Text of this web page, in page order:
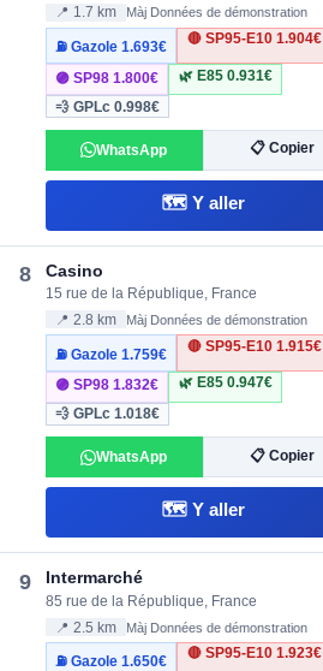
📍 1.7 km Màj Données de démonstration
⛽ Gazole1.693€
🔴 SP95-E10 1.904€
🟣 SP981.800€ 🌿 E85 0.931€
💨 GPLc0.998€
WhatsApp 📋 Copier
🗺️ Y aller
8 Casino
15 rue de la République, France
📍 2.8 km Màj Données de démonstration
⛽ Gazole1.759€
🔴 SP95-E10 1.915€
🟣 SP981.832€ 🌿 E85 0.947€
💨 GPLc1.018€
WhatsApp 📋 Copier
🗺️ Y aller
9 Intermarché
85 rue de la République, France
📍 2.5 km Màj Données de démonstration
⛽ Gazole1.650€
🔴 SP95-E10 1.923€